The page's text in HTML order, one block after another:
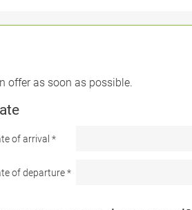
offer as soon as possible.
of arrival*
of departure*